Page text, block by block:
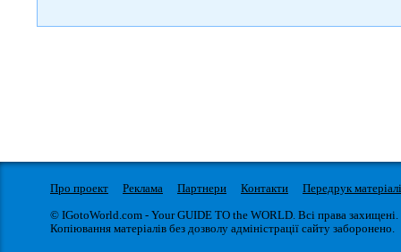
Про проект Реклама Партнери Контакти
Передрук
© IGotoWorld.com - Your GUIDE TO the WORLD. Всі права захищені.
Копіювання матеріалів без дозволу адміністрації сайту заборонено.